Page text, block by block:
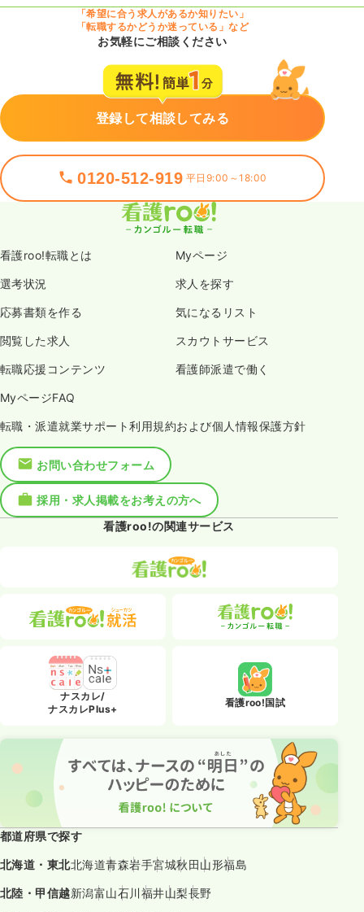
「希望に合う求人があるか知りたい」
「転職するかどうか迷っている」など
お気軽にご相談ください
登録して相談してみる
0120-512-919 平日9:00～18:00
看護roo!転職とは Myページ
選考状況 求人を探す
応募書類を作る 気になるリスト
閲覧した求人 スカウトサービス
転職応援コンテンツ 看護師派遣で働く
MyページFAQ
転職・派遣就業サポート利用規約および個人情報保護方針
お問い合わせフォーム
採用・求人掲載をお考えの方へ
看護roo!の関連サービス
ナスカレ/
ナスカレPlus+
看護roo!国試
都道府県で探す
北海道・東北北海道青森岩手宮城秋田山形福島
北陸・甲信越新潟富山石川福井山梨長野